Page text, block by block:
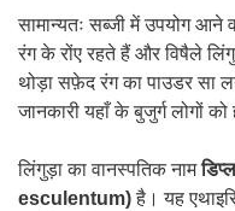
सामान्यतः सब्जी में उपयोग आने
रंग के रोंए रहते हैं और विषैले
थोड़ा सफ़ेद रंग का पाउडर सा
जानकारी यहाँ के बुजुर्ग लोगों को
लिंगुड़ा का वानस्पतिक नाम
esculentum)है। यह